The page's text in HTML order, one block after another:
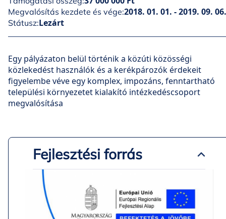
Megvalósítás kezdete és vége:2018. 01. 01. - 2019. 09. 06.
Státusz:Lezárt
Egy pályázaton belül történik a közúti közösségi
közlekedést használók és a kerékpározók érdekeit
figyelembe véve egy komplex, impozáns, fenntartható
települési környezetet kialakító intézkedéscsoport
megvalósítása
Fejlesztési forrás